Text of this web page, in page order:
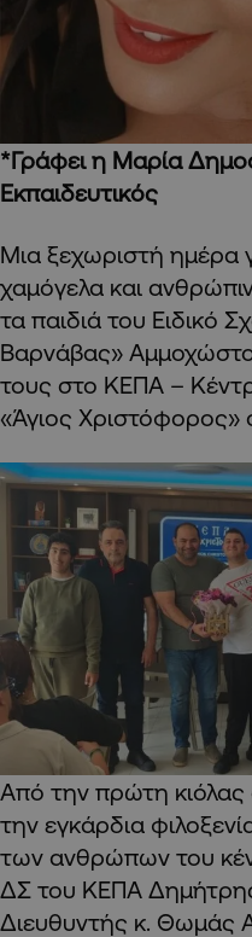
*Γράφει η Μαρία
Εκπαιδευτικός
Μια ξεχωριστή ημέρα
χαμόγελα και
τα παιδιά του Ειδικό
Βαρνάβας»
τους στο ΚΕΠΑ –
«Άγιος Χριστόφορος»
Από την πρώτη κιόλας
την εγκάρδια
των ανθρώπων του
ΔΣ του ΚΕΠΑ
Διευθυντής κ. Θωμάς